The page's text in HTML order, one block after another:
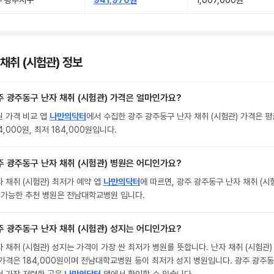
취 (시험관) 정보
광주동구 난자 채취 (시험관) 가격은 얼마인가요?
가격 비교 앱 나만의닥터에서 수집한 광주 광주동구 난자 채취 (시험관) 가격은 평
원, 최저 184,000원입니다.
광주동구 난자 채취 (시험관) 병원은 어디인가요?
채취 (시험관) 최저가 예약 앱 나만의닥터에 따르면, 광주 광주동구 난자 채취 (시
능한 추천 병원은 전남대학교병원 입니다.
광주동구 난자 채취 (시험관) 성지는 어디인가요?
채취 (시험관) 성지는 가격이 가장 싼 최저가 병원를 뜻합니다. 난자 채취 (시험관)
격은 184,000원이며 전남대학교병원 등이 최저가 성지 병원입니다. 광주 광주